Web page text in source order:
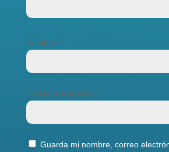
Nombre *
Correo electrónico *
Guarda mi nombre, correo